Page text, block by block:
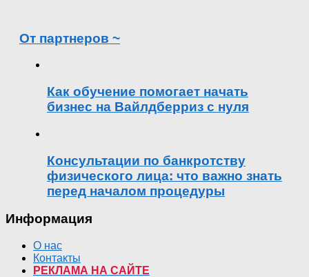
От партнеров ~
Как обучение помогает начать
бизнес на Вайлдберриз с нуля
Консультации по банкротству
физического лица: что важно знать
перед началом процедуры
Информация
О нас
Контакты
РЕКЛАМА НА САЙТЕ